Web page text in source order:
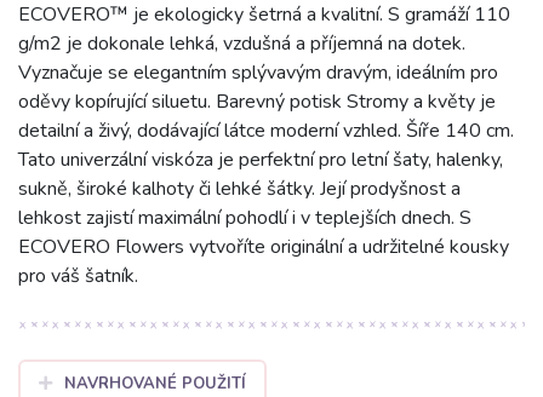
ECOVERO™ je ekologicky šetrná a kvalitní. S gramáží 110
g/m2 je dokonale lehká, vzdušná a příjemná na dotek.
Vyznačuje se elegantním splývavým dravým, ideálním pro
oděvy kopírující siluetu. Barevný potisk Stromy a květy je
detailní a živý, dodávající látce moderní vzhled. Šíře 140 cm.
Tato univerzální viskóza je perfektní pro letní šaty, halenky,
sukně, široké kalhoty či lehké šátky. Její prodyšnost a
lehkost zajistí maximální pohodlí i v teplejších dnech. S
ECOVERO Flowers vytvoříte originální a udržitelné kousky
pro váš šatník.
NAVRHOVANÉ POUŽITÍ